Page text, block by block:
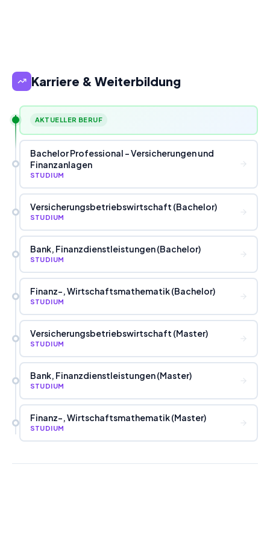
Karriere & Weiterbildung
AKTUELLER BERUF
Bachelor Professional - Versicherungen und
Finanzanlagen
STUDIUM
Versicherungsbetriebswirtschaft (Bachelor)
STUDIUM
Bank, Finanzdienstleistungen (Bachelor)
STUDIUM
Finanz-, Wirtschaftsmathematik (Bachelor)
STUDIUM
Versicherungsbetriebswirtschaft (Master)
STUDIUM
Bank, Finanzdienstleistungen (Master)
STUDIUM
Finanz-, Wirtschaftsmathematik (Master)
STUDIUM